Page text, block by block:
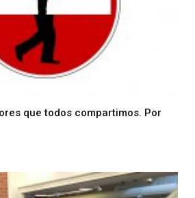
que todos compartimos. Por